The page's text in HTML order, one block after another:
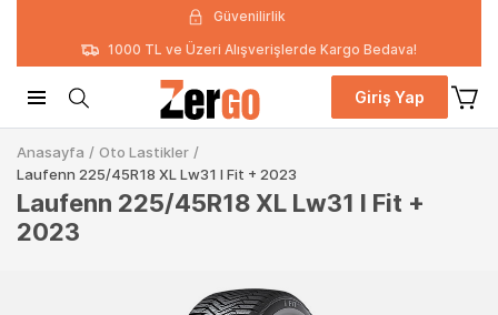
Güvenilirlik
1000 TL ve Üzeri Alışverişlerde Kargo Bedava!
Giriş Yap
Anasayfa / Oto Lastikler /
Laufenn 225/45R18 XL Lw31 I Fit + 2023
Laufenn 225/45R18 XL Lw31 I Fit +
2023